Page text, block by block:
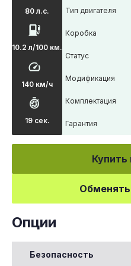
80 л.с.
10.2 л/100 км.
140 км/ч
19 сек.
Тип двигателя
Коробка
Статус
Модификация
Комплектация
Гарантия
Купить
Обменять
Опции
Безопасность